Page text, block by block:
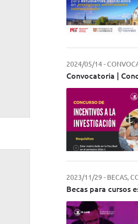
2024/05/14-
Convocatoria |
2023/11/29 - BECAS,
Becas para cursos